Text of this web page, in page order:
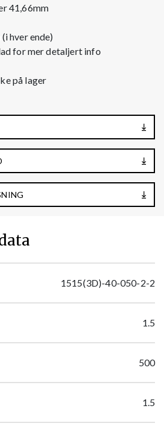
41,66mm
hver ende)
for mer detaljert info
på lager
1515(3D)-40-050-2-2
1.5
500
1.5